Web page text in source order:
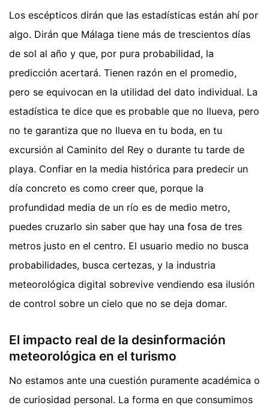
Los escépticos dirán que las estadísticas están ahí por
algo. Dirán que Málaga tiene más de trescientos días
de sol al año y que, por pura probabilidad, la
predicción acertará. Tienen razón en el promedio,
pero se equivocan en la utilidad del dato individual. La
estadística te dice que es probable que no llueva, pero
no te garantiza que no llueva en tu boda, en tu
excursión al Caminito del Rey o durante tu tarde de
playa. Confiar en la media histórica para predecir un
día concreto es como creer que, porque la
profundidad media de un río es de medio metro,
puedes cruzarlo sin saber que hay una fosa de tres
metros justo en el centro. El usuario medio no busca
probabilidades, busca certezas, y la industria
meteorológica digital sobrevive vendiendo esa ilusión
de control sobre un cielo que no se deja domar.
El impacto real de la desinformación
meteorológica en el turismo
No estamos ante una cuestión puramente académica o
de curiosidad personal. La forma en que consumimos